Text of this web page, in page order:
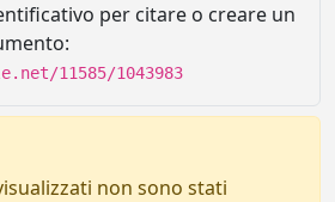
per citare o creare un
11585/1043983
non sono stati